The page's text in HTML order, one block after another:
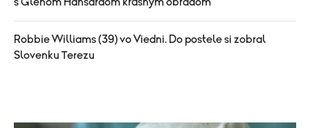
Robbie Williams (39) vo Viedni. Do postele si zobral
Slovenku Terezu